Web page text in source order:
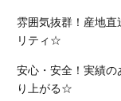
雰囲気抜群！産地
リティ☆
安心・安全！実績
り上がる☆